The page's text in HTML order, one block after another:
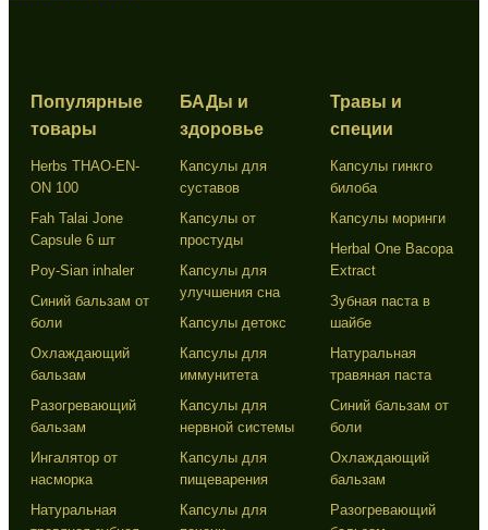
Популярные
товары
Herbs THAO-EN-
ON 100
Fah Talai Jone
Capsule 6 шт
Poy-Sian inhaler
Синий бальзам от
боли
Охлаждающий
бальзам
Разогревающий
бальзам
Ингалятор от
насморка
Натуральная
БАДы и
здоровье
Капсулы для
суставов
Капсулы от
простуды
Капсулы для
улучшения сна
Капсулы детокс
Капсулы для
иммунитета
Капсулы для
нервной системы
Капсулы для
пищеварения
Капсулы для
Травы и
специи
Капсулы гинкго
билоба
Капсулы моринги
Herbal One Bacopa
Extract
Зубная паста в
шайбе
Натуральная
травяная паста
Синий бальзам от
боли
Охлаждающий
бальзам
Разогревающий